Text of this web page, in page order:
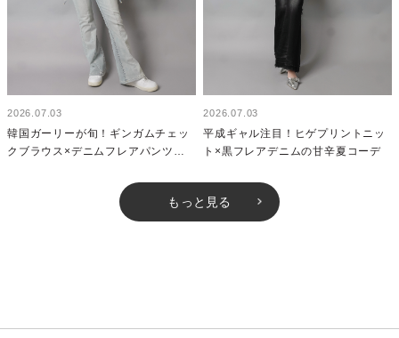
2026.07.03
韓国ガーリーが旬！ギンガムチェッ
クブラウス×デニムフレアパンツの
2026.07.03
平成ギャル注目！ヒゲプリントニッ
ト×黒フレアデニムの甘辛夏コーデ
もっと見る